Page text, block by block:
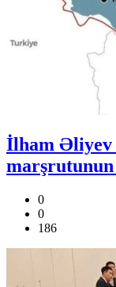
İlham Əliyev
marşrutunun
0
0
186